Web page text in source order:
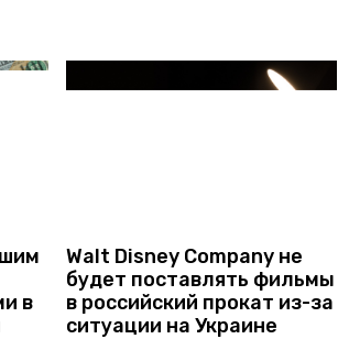
в
Walt Disney Company не
будет поставлять фильмы
в российский прокат из-за
ситуации на Украине